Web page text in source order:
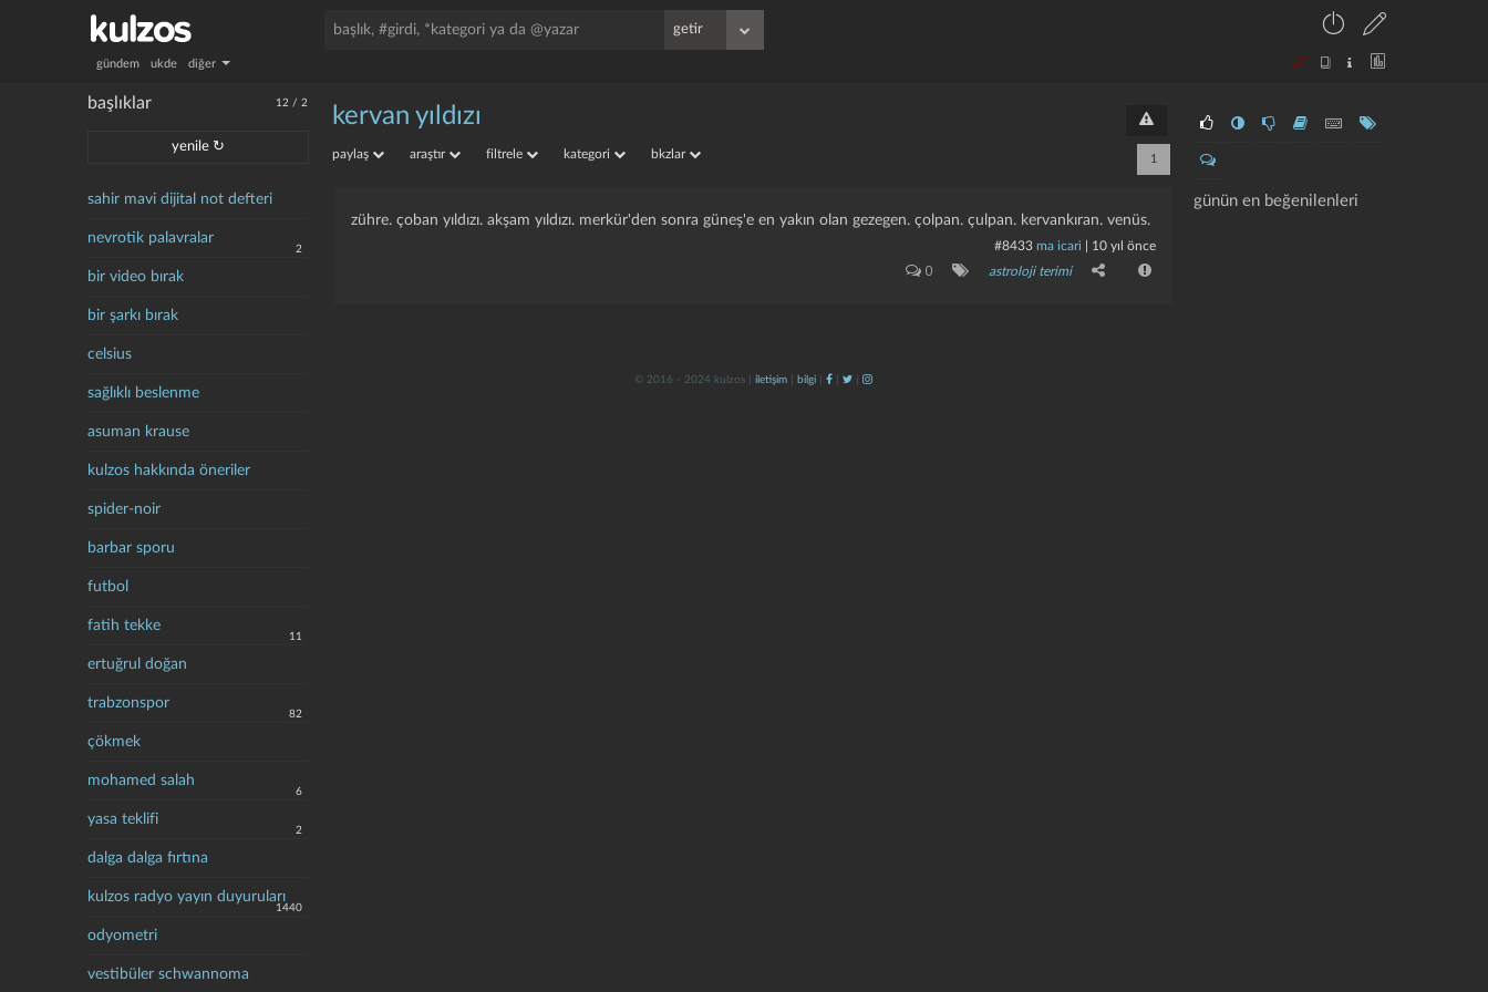
gündem ukde diğer
12 /2
başlıklar
yenile ↻
sahir mavi dijital not defteri
nevrotik palavralar
2
bir video bırak
bir şarkı bırak
celsius
sağlıklı beslenme
asuman krause
kulzos hakkında öneriler
spider-noir
barbar sporu
futbol
fatih tekke
11
ertuğrul doğan
trabzonspor
82
çökmek
mohamed salah
6
yasa teklifi
2
dalga dalga fırtına
kulzos radyo yayın duyuruları
1440
odyometri
vestibüler schwannoma
günün en beğenilenleri
kervan yıldızı
paylaş araştır filtrele kategori bkzlar 1
zühre. çoban yıldızı. akşam yıldızı. merkür'den sonra güneş'e en yakın olan gezegen. çolpan. çulpan. kervankıran. venüs.
#8433 ma icari 10 yıl önce
0 astroloji terimi
© 2016 - 2024 kulzos | iletişim bilgi